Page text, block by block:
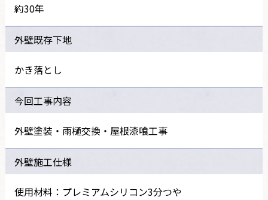
約30年
外壁既存下地
かき落とし
今回工事内容
外壁塗装・雨樋交換・屋根漆喰工事
外壁施工仕様
使用材料：プレミアムシリコン3分つや